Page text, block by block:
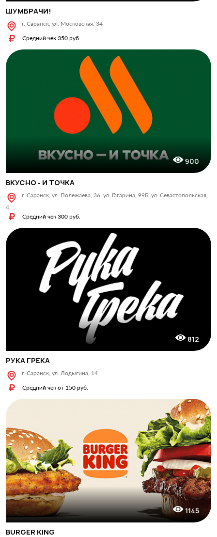
ШУМБРАЧИ!
г. Саранск, ул. Московская, 34
Средний чек 350 руб.
900
ВКУСНО - И ТОЧКА
г. Саранск, ул. Полежаева, 36, ул. Гагарина, 99Б, ул. Севастопольская,
4
Средний чек 300 руб.
812
РУКА ГРЕКА
г. Саранск, ул. Лодыгина, 14
Средний чек от 150 руб.
1145
BURGER KING